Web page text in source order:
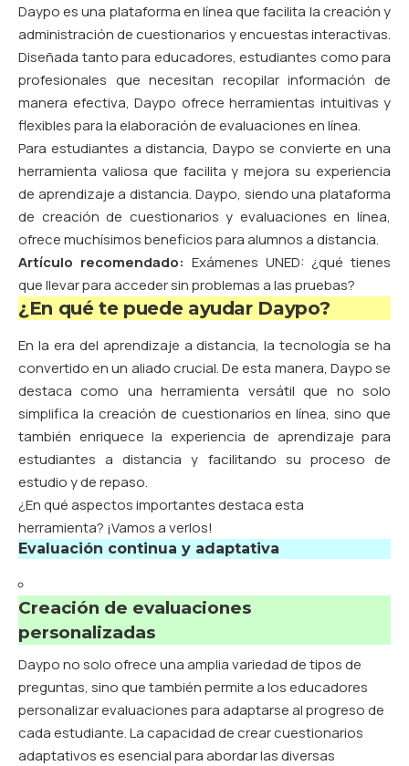
Daypo es una plataforma en línea que facilita la creación y
administración de cuestionarios y encuestas interactivas.
Diseñada tanto para educadores, estudiantes como para
profesionales que necesitan recopilar información de
manera efectiva, Daypo ofrece herramientas intuitivas y
flexibles para la elaboración de evaluaciones en línea.
Para estudiantes a distancia, Daypo se convierte en una
herramienta valiosa que facilita y mejora su experiencia
de aprendizaje a distancia. Daypo, siendo una plataforma
de creación de cuestionarios y evaluaciones en línea,
ofrece muchísimos beneficios para alumnos a distancia.
Artículo recomendado: Exámenes UNED: ¿qué tienes
que llevar para acceder sin problemas a las pruebas?
¿En qué te puede ayudar Daypo?
En la era del aprendizaje a distancia, la tecnología se ha
convertido en un aliado crucial. De esta manera, Daypo se
destaca como una herramienta versátil que no solo
simplifica la creación de cuestionarios en línea, sino que
también enriquece la experiencia de aprendizaje para
estudiantes a distancia y facilitando su proceso de
estudio y de repaso.
¿En qué aspectos importantes destaca esta
herramienta? ¡Vamos a verlos!
Evaluación continua y adaptativa
Creación de evaluaciones
personalizadas
Daypo no solo ofrece una amplia variedad de tipos de
preguntas, sino que también permite a los educadores
personalizar evaluaciones para adaptarse al progreso de
cada estudiante. La capacidad de crear cuestionarios
adaptativos es esencial para abordar las diversas